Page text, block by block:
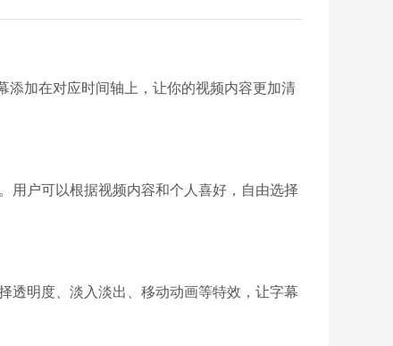
添加在对应时间轴上，让你的视频内容更加清
用户可以根据视频内容和个人喜好，自由选择
透明度、淡入淡出、移动动画等特效，让字幕